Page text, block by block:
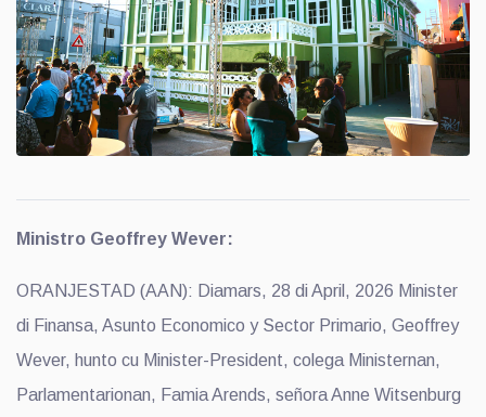
Ministro Geoffrey Wever:
ORANJESTAD (AAN): Diamars, 28 di April, 2026 Minister
di Finansa, Asunto Economico y Sector Primario, Geoffrey
Wever, hunto cu Minister-President, colega Ministernan,
Parlamentarionan, Famia Arends, señora Anne Witsenburg